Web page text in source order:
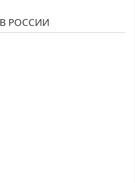
В РОССИИ